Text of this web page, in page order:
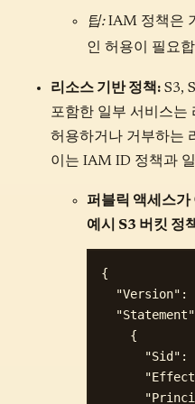
팁:IAM 정책은
인 허용이 필요
리소스 기반 정책: S3,
포함한 일부 서비스는
허용하거나 거부하는
이는 IAM ID 정책과
퍼블릭 액세스가
예시 S3 버킷 정
{
"Version":
    {
"Sid":